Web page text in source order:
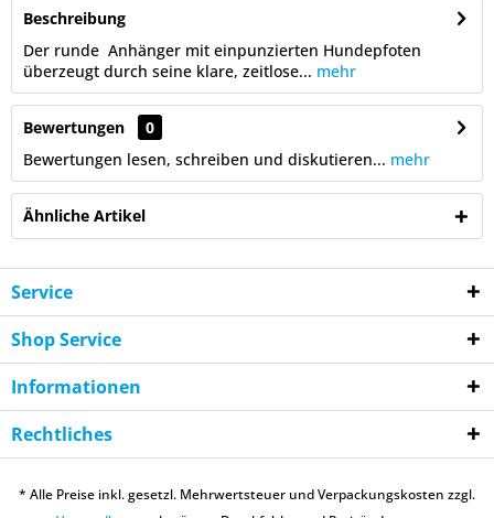
Beschreibung
Der runde Anhänger mit einpunzierten Hundepfoten
überzeugt durch seine klare, zeitlose... mehr
Bewertungen
0
Bewertungen lesen, schreiben und diskutieren... mehr
Ähnliche Artikel
Service
Shop Service
Informationen
Rechtliches
* Alle Preise inkl. gesetzl. Mehrwertsteuer und Verpackungskosten zzgl.